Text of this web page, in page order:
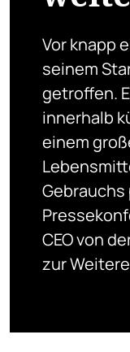
Vor knapp
seinem
getroffen.
innerhalb
einem
CEO von
zur